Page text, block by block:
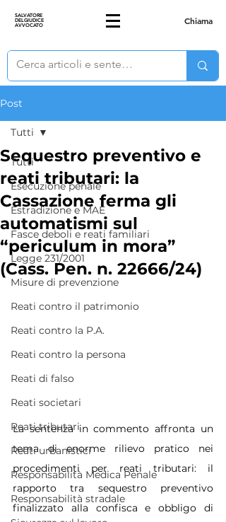
SALVATORE
DELGIUDICE
AVVOCATO Chiama
Post
Tutti
Esecuzione penale
Estradizione e MAE
Fasce deboli e reati familiari
Legge 231/2001
Misure di prevenzione
Reati contro il patrimonio
Reati contro la P.A.
Reati contro la persona
Reati di falso
Reati societari
Reati tributari
Reati urbanistici
Responsabilità Medica Penale
Responsabilità stradale
Tutti
Sequestro preventivo e
reati tributari: la
Cassazione ferma gli
automatismi sul
“periculum in mora”
(Cass. Pen. n. 22666/24)
La sentenza in commento affronta un
tema di enorme rilievo pratico nei
procedimenti per reati tributari: il
rapporto tra sequestro preventivo
finalizzato alla confisca e obbligo di